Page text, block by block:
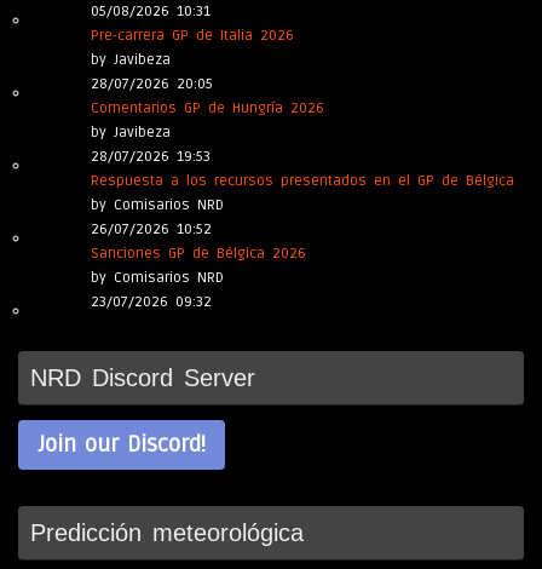
05/08/2026 10:31
Pre-carrera GP de Italia 2026
by Javibeza
28/07/2026 20:05
Comentarios GP de Hungría 2026
by Javibeza
28/07/2026 19:53
Respuesta a los recursos presentados en el GP de Bélgica
by Comisarios NRD
26/07/2026 10:52
Sanciones GP de Bélgica 2026
by Comisarios NRD
23/07/2026 09:32
NRD Discord Server
Join our Discord!
Predicción meteorológica